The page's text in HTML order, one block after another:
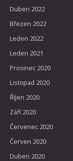
Duben 2022
Březen 2022
Leden 2022
Leden 2021
Prosinec 2020
Listopad 2020
Říjen 2020
Září 2020
Červenec 2020
Červen 2020
Duben 2020